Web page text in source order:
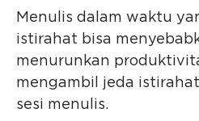
Menulis dalam waktu
istirahat bisa
menurunkan
mengambil jeda
sesi menulis.